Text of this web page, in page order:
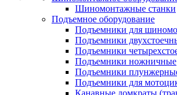
Шиномонтажные станки
Подъемное оборудование
Подъемники для
Подъемники
Подъемники
Подъемники ножничные
Подъемники
Подъемники для
Канавные домкраты